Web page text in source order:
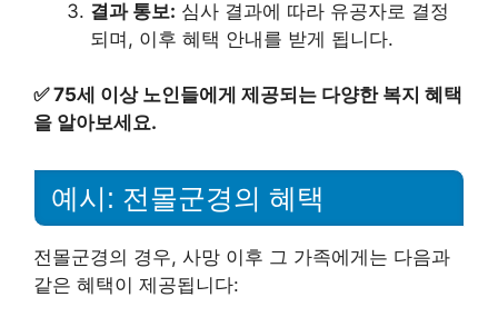
결과 통보: 심사 결과에 따라 유공자로 결정
되며, 이후 혜택 안내를 받게 됩니다.
✅75세 이상 노인들에게 제공되는 다양한 복지 혜택
을 알아보세요.
예시: 전몰군경의 혜택
전몰군경의 경우, 사망 이후 그 가족에게는 다음과
같은 혜택이 제공됩니다: